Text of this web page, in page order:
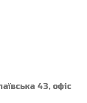
43, офіс